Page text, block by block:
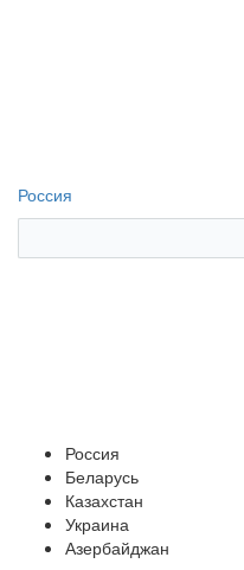
Россия
Россия
Беларусь
Казахстан
Украина
Азербайджан